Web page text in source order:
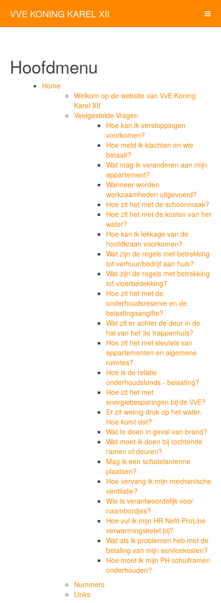
VVE KONING KAREL XII
Hoofdmenu
Home
Welkom op de website van VvE Koning
Karel XII
Veelgestelde Vragen
Hoe kan ik verstoppingen
voorkomen?
Hoe meld ik klachten en wie
betaalt?
Wat mag ik veranderen aan mijn
appartement?
Wanneer worden
werkzaamheden uitgevoerd?
Hoe zit het met de schoonmaak?
Hoe zit het met de kosten van het
water?
Hoe kan ik lekkage van de
hoofdkraan voorkomen?
Wat zijn de regels met betrekking
tot verhuur/bedrijf aan huis?
Wat zijn de regels met betrekking
tot vloerbedekking?
Hoe zit het met de
onderhoudsreserve en de
belastingaangifte?
Wat zit er achter de deur in de
hal van het 3e trappenhuis?
Hoe zit het met sleutels van
appartementen en algemene
ruimtes?
Hoe is de relatie
onderhoudsfonds - belasting?
Hoe zit het met
energiebesparingen bij de VvE?
Er zit weinig druk op het water.
Hoe komt dat?
Wat te doen in geval van brand?
Wat moet ik doen bij tochtende
ramen of deuren?
Mag ik een schotelantenne
plaatsen?
Hoe vervang ik mijn mechanische
ventilatie?
Wie is verantwoordelijk voor
naambordjes?
Hoe vul ik mijn HR Nefit ProLine
verwarmingsketel bij?
Wat als ik problemen heb met de
betaling van mijn servicekosten?
Hoe moet ik mijn PH schuiframen
onderhouden?
Nummers
Links